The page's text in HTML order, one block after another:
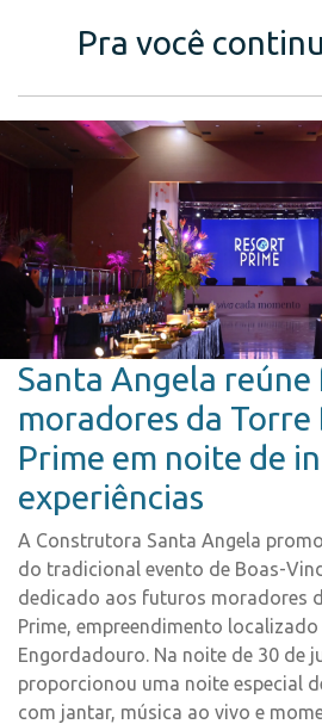
Pra você
Santa Angela
moradores da Torre
Prime em noite de
experiências
A Construtora Santa Angela
do tradicional evento de Boas-
dedicado aos futuros moradores
Prime, empreendimento
Engordadouro. Na noite de 30 de
proporcionou uma noite especial
com jantar, música ao vivo e